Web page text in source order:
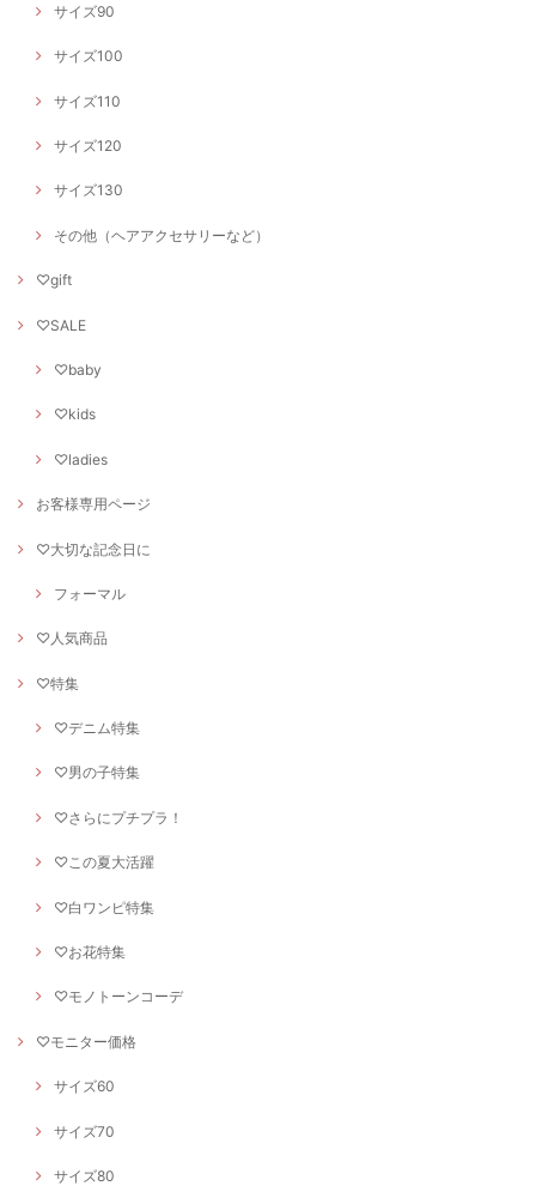
サイズ90
サイズ100
サイズ110
サイズ120
サイズ130
その他（ヘアアクセサリーなど）
♡gift
♡SALE
♡baby
♡kids
♡ladies
お客様専用ページ
♡大切な記念日に
フォーマル
♡人気商品
♡特集
♡デニム特集
♡男の子特集
♡さらにプチプラ！
♡この夏大活躍
♡白ワンピ特集
♡お花特集
♡モノトーンコーデ
♡モニター価格
サイズ60
サイズ70
サイズ80